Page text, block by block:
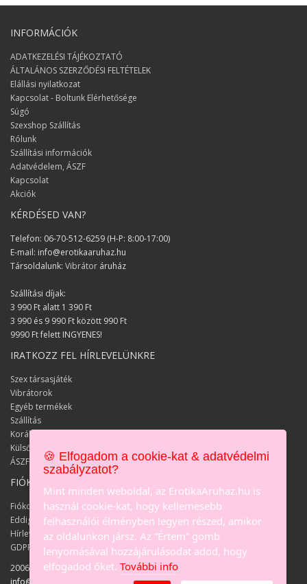
INFORMÁCIÓK
ADATKEZELÉSI TÁJÉKOZTATÓ
ÁLTALÁNOS SZERZŐDÉSI FELTÉTELEK
Elállási nyilatkozat
Kapcsolat - Boltunk Elérhetősége
Súgó
Szexshop Szállítás
Rólunk
Szállítási információk
Adatvédelem, ÁSZF
Kapcsolat
Akciók
KÉRDÉSED VAN?
Telefon: 06-70-512-6259 (H-P: 8:00-17:00)
E-mail: info@erotikaaruhaz.hu
Társoldalunk: Vibrátor áruház
Szállítási díjak:
3 990 Ft alatt 1 390 Ft
3 990 és 9 990 Ft között 990 Ft
9990 Ft felett INGYENES!
IRATKOZZ FEL HÍRLEVELÜNKRE
Szex társasjáték
Vibrátorok
Egyéb termékek
Szállítás
Korábbi keresések
Külső keresések
ÁSZF
FIÓKOM
Fiókom
Eddigi megrendeléseim
Hírlevél
GDPR személyes adat igénylés
2006-2021 Erotika Aruház - Onlineszexshop
info@erotikaaruhaz.hu
🍪 Elfogadom a cookie-kat & adatvédelmi
szabályzatot?
Mint minden weboldal, az ErotikaAruhaz.hu is
használ cookie-kat, hogy kellemesebb
felhasználói élményben legyen részed, amikor
az oldalunkon jársz. Az “Értem” gomb
lenyomásával hozzájárulásodat adod, hogy
elfogadod őket. További info